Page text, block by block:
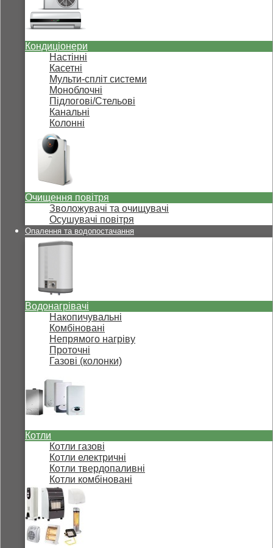
Кондиціонери
Настінні
Касетні
Мульти-спліт системи
Моноблочні
Підлогові/Стельові
Канальні
Колонні
Очищення повітря
Зволожувачі та очищувачі
Осушувачі повітря
Опалення та водопостачання
Водонагрівачі
Накопичувальні
Комбіновані
Непрямого нагріву
Проточні
Газові (колонки)
Котли
Котли газові
Котли електричні
Котли твердопаливні
Котли комбіновані